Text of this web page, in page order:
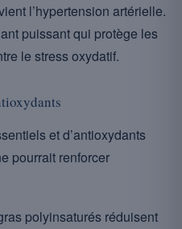
l’hypertension artérielle.
puissant qui protège les
le stress oxydatif.
et d’antioxydants
pourrait renforcer
polyinsaturés réduisent